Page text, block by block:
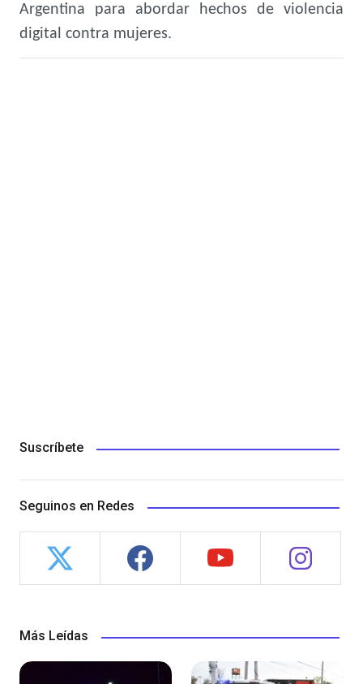
Argentina para abordar hechos de violencia
digital contra mujeres.
Suscríbete
Seguinos en Redes
Más Leídas